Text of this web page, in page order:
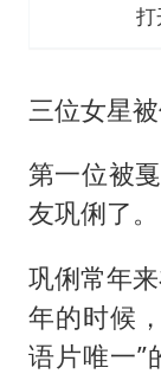
打
三位女星
第一位被
友巩俐了。
巩俐常年
年的时候
语片唯一”